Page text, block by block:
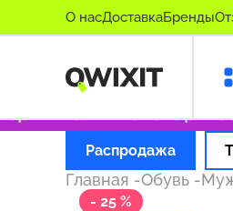
О насДоставкаБренды
товары
Распродажа
Главная -Обувь -
- 25 %